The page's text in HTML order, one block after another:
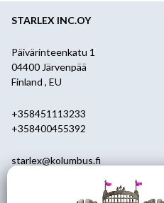
STARLEX INC.OY
Päivärinteenkatu 1
04400 Järvenpää
Finland , EU
+358451113233
+358400455392
starlex@kolumbus.fi